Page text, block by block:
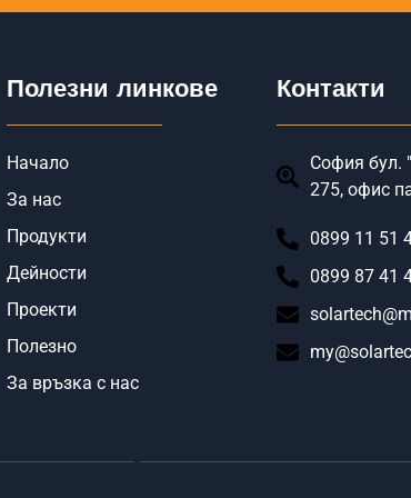
Полезни линкове
Начало
За нас
Продукти
Дейности
Проекти
Полезно
За връзка с нас
Контакти
София бул.
275, офис
0899 11 51
0899 87 41